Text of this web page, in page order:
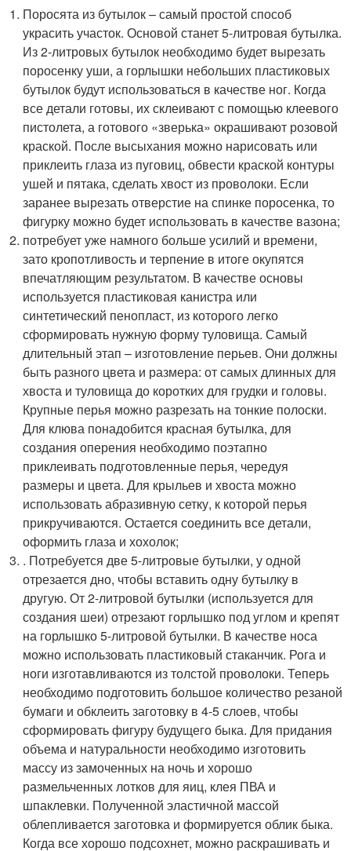
Поросята из бутылок – самый простой способ
украсить участок. Основой станет 5-литровая бутылка.
Из 2-литровых бутылок необходимо будет вырезать
поросенку уши, а горлышки небольших пластиковых
бутылок будут использоваться в качестве ног. Когда
все детали готовы, их склеивают с помощью клеевого
пистолета, а готового «зверька» окрашивают розовой
краской. После высыхания можно нарисовать или
приклеить глаза из пуговиц, обвести краской контуры
ушей и пятака, сделать хвост из проволоки. Если
заранее вырезать отверстие на спинке поросенка, то
фигурку можно будет использовать в качестве вазона;
потребует уже намного больше усилий и времени,
зато кропотливость и терпение в итоге окупятся
впечатляющим результатом. В качестве основы
используется пластиковая канистра или
синтетический пенопласт, из которого легко
сформировать нужную форму туловища. Самый
длительный этап – изготовление перьев. Они должны
быть разного цвета и размера: от самых длинных для
хвоста и туловища до коротких для грудки и головы.
Крупные перья можно разрезать на тонкие полоски.
Для клюва понадобится красная бутылка, для
создания оперения необходимо поэтапно
приклеивать подготовленные перья, чередуя
размеры и цвета. Для крыльев и хвоста можно
использовать абразивную сетку, к которой перья
прикручиваются. Остается соединить все детали,
оформить глаза и хохолок;
. Потребуется две 5-литровые бутылки, у одной
отрезается дно, чтобы вставить одну бутылку в
другую. От 2-литровой бутылки (используется для
создания шеи) отрезают горлышко под углом и крепят
на горлышко 5-литровой бутылки. В качестве носа
можно использовать пластиковый стаканчик. Рога и
ноги изготавливаются из толстой проволоки. Теперь
необходимо подготовить большое количество резаной
бумаги и обклеить заготовку в 4-5 слоев, чтобы
сформировать фигуру будущего быка. Для придания
объема и натуральности необходимо изготовить
массу из замоченных на ночь и хорошо
размельченных лотков для яиц, клея ПВА и
шпаклевки. Полученной эластичной массой
облепливается заготовка и формируется облик быка.
Когда все хорошо подсохнет, можно раскрашивать и